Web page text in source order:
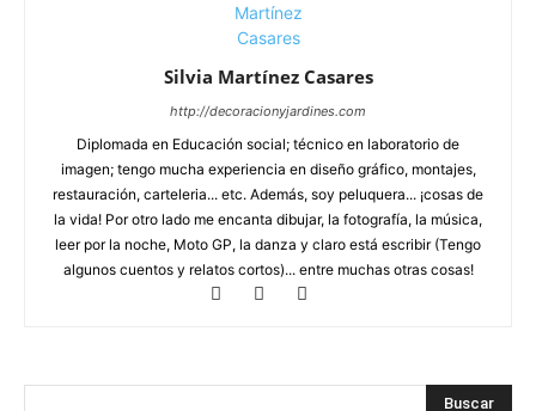
Silvia Martínez Casares
http://decoracionyjardines.com
Diplomada en Educación social; técnico en laboratorio de
imagen; tengo mucha experiencia en diseño gráfico, montajes,
restauración, carteleria... etc. Además, soy peluquera... ¡cosas de
la vida! Por otro lado me encanta dibujar, la fotografía, la música,
leer por la noche, Moto GP, la danza y claro está escribir (Tengo
algunos cuentos y relatos cortos)... entre muchas otras cosas!